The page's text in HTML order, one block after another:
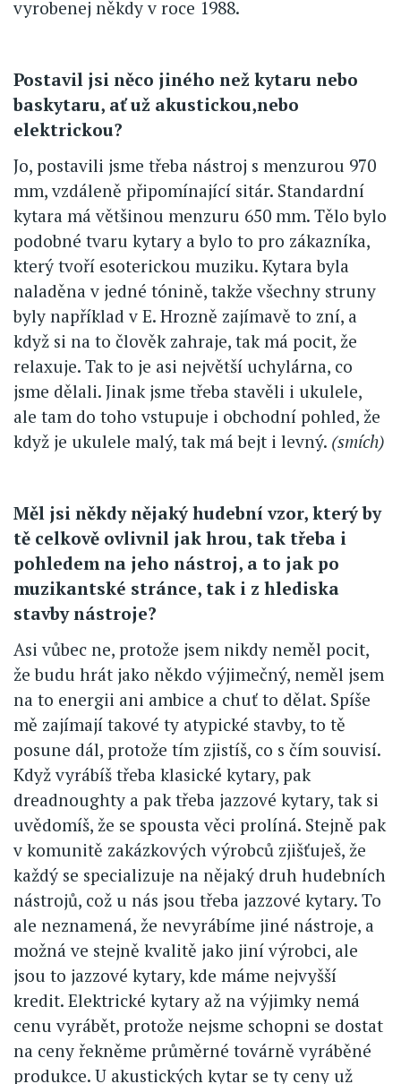
vyrobenej někdy v roce 1988.
Postavil jsi něco jiného než kytaru nebo
baskytaru, ať už akustickou,nebo
elektrickou?
Jo, postavili jsme třeba nástroj s menzurou 970
mm, vzdáleně připomínající sitár. Standardní
kytara má většinou menzuru 650 mm. Tělo bylo
podobné tvaru kytary a bylo to pro zákazníka,
který tvoří esoterickou muziku. Kytara byla
naladěna v jedné tónině, takže všechny struny
byly například v E. Hrozně zajímavě to zní, a
když si na to člověk zahraje, tak má pocit, že
relaxuje. Tak to je asi největší uchylárna, co
jsme dělali. Jinak jsme třeba stavěli i ukulele,
ale tam do toho vstupuje i obchodní pohled, že
když je ukulele malý, tak má bejt i levný. (smích)
Měl jsi někdy nějaký hudební vzor, který by
tě celkově ovlivnil jak hrou, tak třeba i
pohledem na jeho nástroj, a to jak po
muzikantské stránce, tak i z hlediska
stavby nástroje?
Asi vůbec ne, protože jsem nikdy neměl pocit,
že budu hrát jako někdo výjimečný, neměl jsem
na to energii ani ambice a chuť to dělat. Spíše
mě zajímají takové ty atypické stavby, to tě
posune dál, protože tím zjistíš, co s čím souvisí.
Když vyrábíš třeba klasické kytary, pak
dreadnoughty a pak třeba jazzové kytary, tak si
uvědomíš, že se spousta věci prolíná. Stejně pak
v komunitě zakázkových výrobců zjišťuješ, že
každý se specializuje na nějaký druh hudebních
nástrojů, což u nás jsou třeba jazzové kytary. To
ale neznamená, že nevyrábíme jiné nástroje, a
možná ve stejně kvalitě jako jiní výrobci, ale
jsou to jazzové kytary, kde máme nejvyšší
kredit. Elektrické kytary až na výjimky nemá
cenu vyrábět, protože nejsme schopni se dostat
na ceny řekněme průměrné továrně vyráběné
produkce. U akustických kytar se ty ceny už